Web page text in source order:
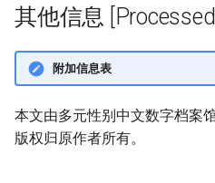
其他信息
附加信息表
本文由多元性别中文数字档案
版权归原作者所有。